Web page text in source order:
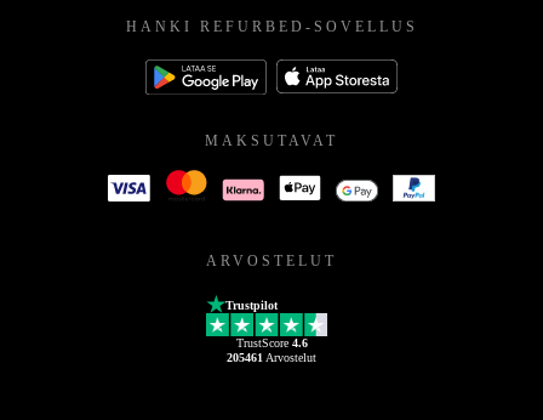
HANKI REFURBED-SOVELLUS
MAKSUTAVAT
ARVOSTELUT
Trustpilot
TrustScore 4.6
205461 Arvostelut